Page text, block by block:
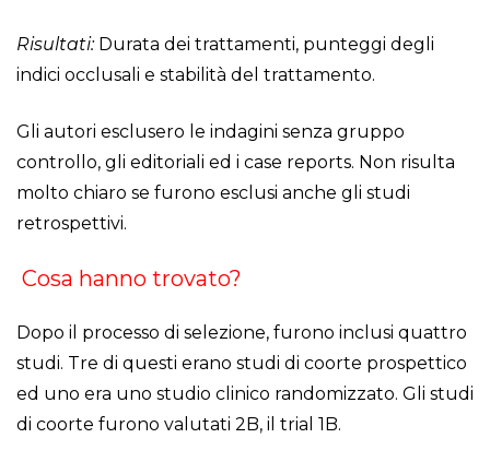
Risultati:Durata dei trattamenti, punteggi degli
indici occlusali e stabilità del trattamento.
Gli autori esclusero le indagini senza gruppo
controllo, gli editoriali ed i case reports. Non risulta
molto chiaro se furono esclusi anche gli studi
retrospettivi.
Cosa hanno trovato?
Dopo il processo di selezione, furono inclusi quattro
studi. Tre di questi erano studi di coorte prospettico
ed uno era uno studio clinico randomizzato. Gli studi
di coorte furono valutati 2B, il trial 1B.